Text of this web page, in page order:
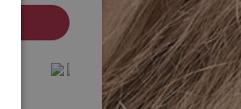
protected byreCAPTCHA
Privacy-Terms
protected byreCAPTCHA
Privacy-Terms